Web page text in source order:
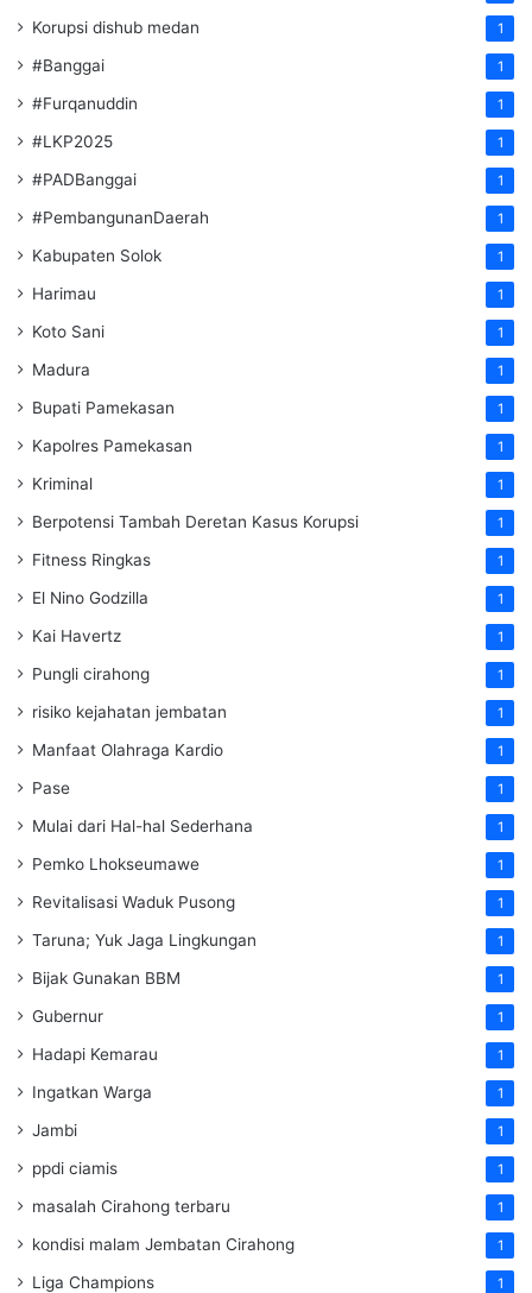
Korupsi dishub medan 1
#Banggai 1
#Furqanuddin 1
#LKP2025 1
#PADBanggai 1
#PembangunanDaerah 1
Kabupaten Solok 1
Harimau 1
Koto Sani 1
Madura 1
Bupati Pamekasan 1
Kapolres Pamekasan 1
Kriminal 1
Berpotensi Tambah Deretan Kasus Korupsi 1
Fitness Ringkas 1
El Nino Godzilla 1
Kai Havertz 1
Pungli cirahong 1
risiko kejahatan jembatan 1
Manfaat Olahraga Kardio 1
Pase 1
Mulai dari Hal-hal Sederhana 1
Pemko Lhokseumawe 1
Revitalisasi Waduk Pusong 1
Taruna; Yuk Jaga Lingkungan 1
Bijak Gunakan BBM 1
Gubernur 1
Hadapi Kemarau 1
Ingatkan Warga 1
Jambi 1
ppdi ciamis 1
masalah Cirahong terbaru 1
kondisi malam Jembatan Cirahong 1
Liga Champions 1